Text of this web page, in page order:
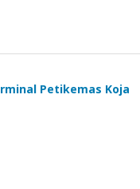
Petikemas Koja